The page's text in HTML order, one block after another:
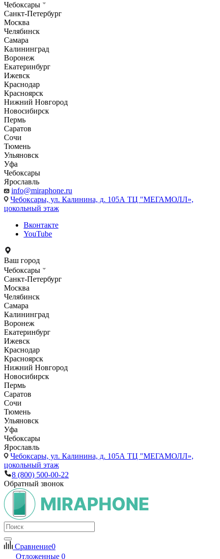
Чебоксары
Санкт-Петербург
Москва
Челябинск
Самара
Калининград
Воронеж
Екатеринбург
Ижевск
Краснодар
Красноярск
Нижний Новгород
Новосибирск
Пермь
Саратов
Сочи
Тюмень
Ульяновск
Уфа
Чебоксары
Ярославль
info@miraphone.ru
Чебоксары, ул. Калинина, д. 105А ТЦ "МЕГАМОЛЛ»,
цокольный этаж
Вконтакте
YouTube
Ваш город
Чебоксары
Санкт-Петербург
Москва
Челябинск
Самара
Калининград
Воронеж
Екатеринбург
Ижевск
Краснодар
Красноярск
Нижний Новгород
Новосибирск
Пермь
Саратов
Сочи
Тюмень
Ульяновск
Уфа
Чебоксары
Ярославль
Чебоксары, ул. Калинина, д. 105А ТЦ "МЕГАМОЛЛ»,
цокольный этаж
8 (800) 500-00-22
Обратный звонок
Сравнение0
Отложенные 0